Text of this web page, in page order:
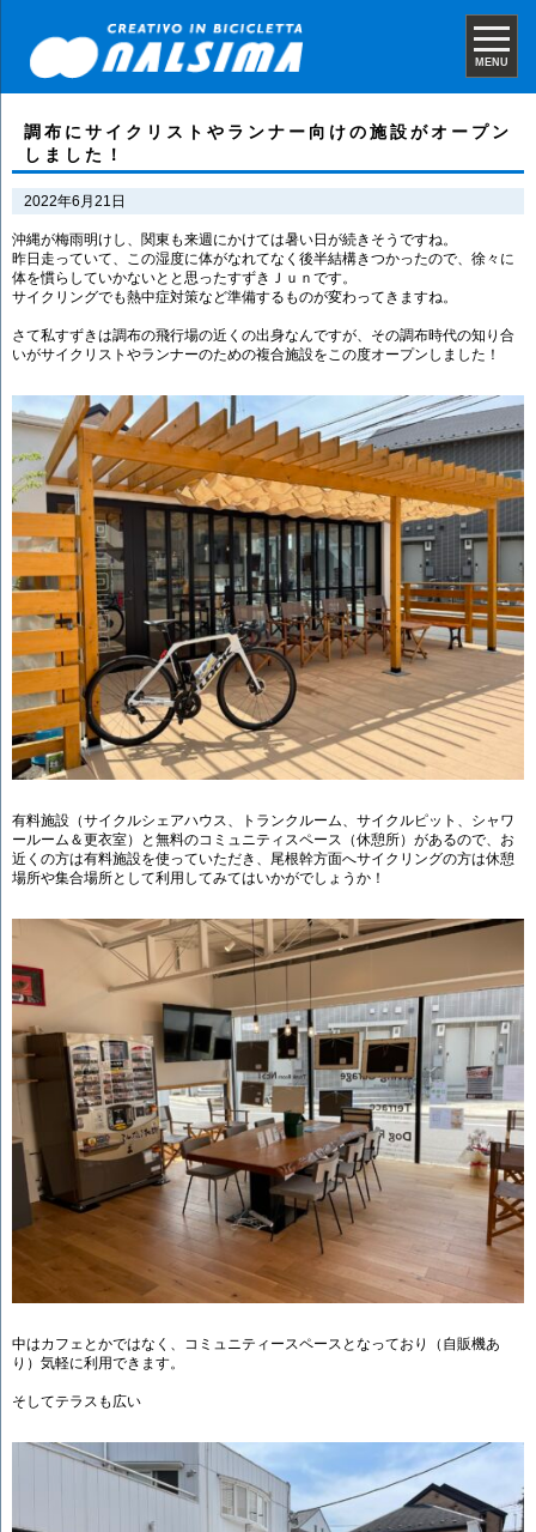
MENU
調布にサイクリストやランナー向けの施設がオープン
しました！
2022年6月21日
沖縄が梅雨明けし、関東も来週にかけては暑い日が続きそうですね。
昨日走っていて、この湿度に体がなれてなく後半結構きつかったので、徐々に
体を慣らしていかないとと思ったすずきＪｕｎです。
サイクリングでも熱中症対策など準備するものが変わってきますね。
さて私すずきは調布の飛行場の近くの出身なんですが、その調布時代の知り合
いがサイクリストやランナーのための複合施設をこの度オープンしました！
有料施設（サイクルシェアハウス、トランクルーム、サイクルピット、シャワ
ールーム＆更衣室）と無料のコミュニティスペース（休憩所）があるので、お
近くの方は有料施設を使っていただき、尾根幹方面へサイクリングの方は休憩
場所や集合場所として利用してみてはいかがでしょうか！
中はカフェとかではなく、コミュニティースペースとなっており（自販機あ
り）気軽に利用できます。
そしてテラスも広い